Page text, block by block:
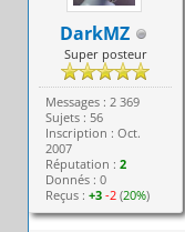
DarkMZ
Super posteur
Messages : 2 369
Sujets : 56
Inscription : Oct.
2007
Réputation :2
Donnés : 0
Reçus :+3 -2 (20%)